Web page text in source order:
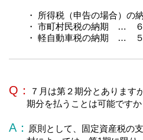
・ 所得税（申告の場合）
・ 市町村民税の納期 … ６
・ 軽自動車税の納期 …
Q：
７月は第２期分とあります
期分を払うことは可能ですか
A： 原則として、固定資産税の